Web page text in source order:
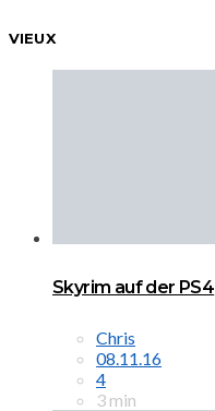
VIEUX
Skyrim auf der PS4
Chris
08.11.16
4
3 min